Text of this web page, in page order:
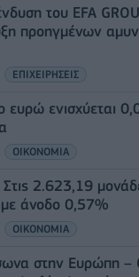
του EFA
προηγμένων
ΕΠΙΧΕΙΡΗΣΕΙΣ
ευρώ ενισχύεται
ΟΙΚΟΝΟΜΙΑ
Στις 2.623,19
με άνοδο 0,57%
ΟΙΚΟΝΟΜΙΑ
στην Ευρώπη –